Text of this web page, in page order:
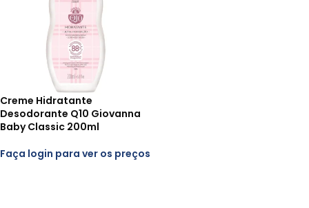
Creme Hidratante
Desodorante Q10 Giovanna
Baby Classic 200ml
Faça login para ver os preços